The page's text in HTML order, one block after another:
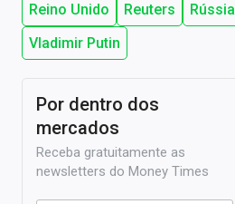
Reino Unido
Reuters Rússia
Vladimir Putin
Por dentro dos
mercados
Receba gratuitamente as
newsletters do Money Times